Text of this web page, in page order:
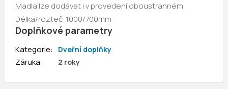
Madla lze dodávat i v provedení oboustranném.
Délka/rozteč 1000/700mm
Doplňkové parametry
Kategorie: Dveřní doplňky
Záruka: 2 roky